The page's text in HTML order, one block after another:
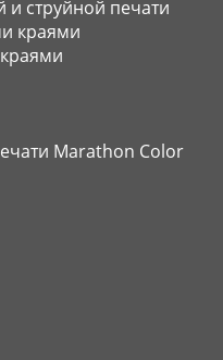
струйной печати
краями
Marathon Color